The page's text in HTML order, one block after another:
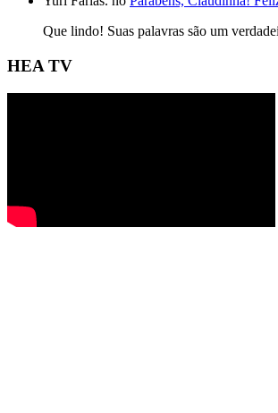
Que lindo! Suas palavras são um
HEA TV